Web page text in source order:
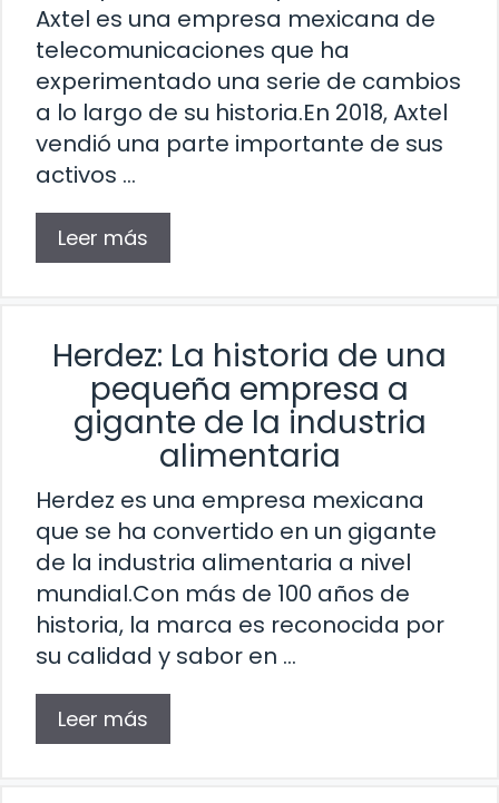
Axtel es una empresa mexicana de
telecomunicaciones que ha
experimentado una serie de cambios
a lo largo de su historia.En 2018, Axtel
vendió una parte importante de sus
activos …
Leer más
Herdez: La historia de una
pequeña empresa a
gigante de la industria
alimentaria
Herdez es una empresa mexicana
que se ha convertido en un gigante
de la industria alimentaria a nivel
mundial.Con más de 100 años de
historia, la marca es reconocida por
su calidad y sabor en …
Leer más